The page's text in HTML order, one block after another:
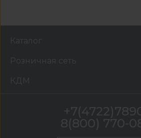
Каталог
Розничная сеть
КДМ
8(800) 770-